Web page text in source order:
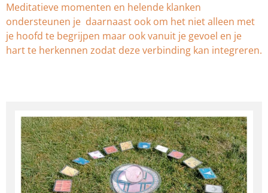
Meditatieve momenten en helende klanken
ondersteunen je daarnaast ook om het niet alleen met
je hoofd te begrijpen maar ook vanuit je gevoel en je
hart te herkennen zodat deze verbinding kan integreren.